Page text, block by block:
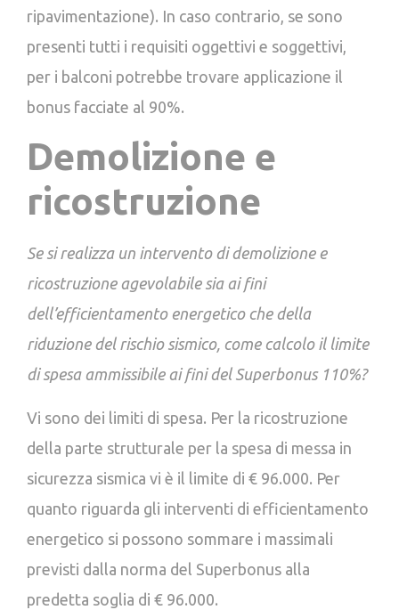
ripavimentazione). In caso contrario, se sono
presenti tutti i requisiti oggettivi e soggettivi,
per i balconi potrebbe trovare applicazione il
bonus facciate al 90%.
Demolizione e
ricostruzione
Se si realizza un intervento di demolizione e
ricostruzione agevolabile sia ai fini
dell’efficientamento energetico che della
riduzione del rischio sismico, come calcolo il limite
di spesa ammissibile ai fini del Superbonus 110%?
Vi sono dei limiti di spesa. Per la ricostruzione
della parte strutturale per la spesa di messa in
sicurezza sismica vi è il limite di € 96.000. Per
quanto riguarda gli interventi di efficientamento
energetico si possono sommare i massimali
previsti dalla norma del Superbonus alla
predetta soglia di € 96.000.